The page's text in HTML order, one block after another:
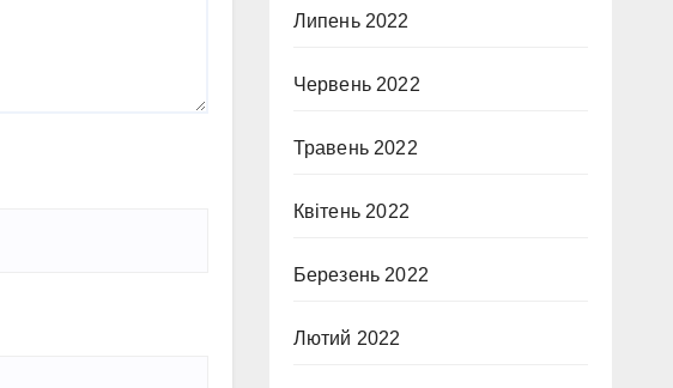
Липень 2022
Червень 2022
Травень 2022
Квітень 2022
Березень 2022
Лютий 2022